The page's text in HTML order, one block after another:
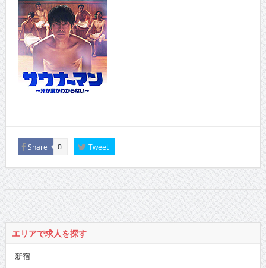
Share 0 Tweet
エリアで求人を探す
新宿